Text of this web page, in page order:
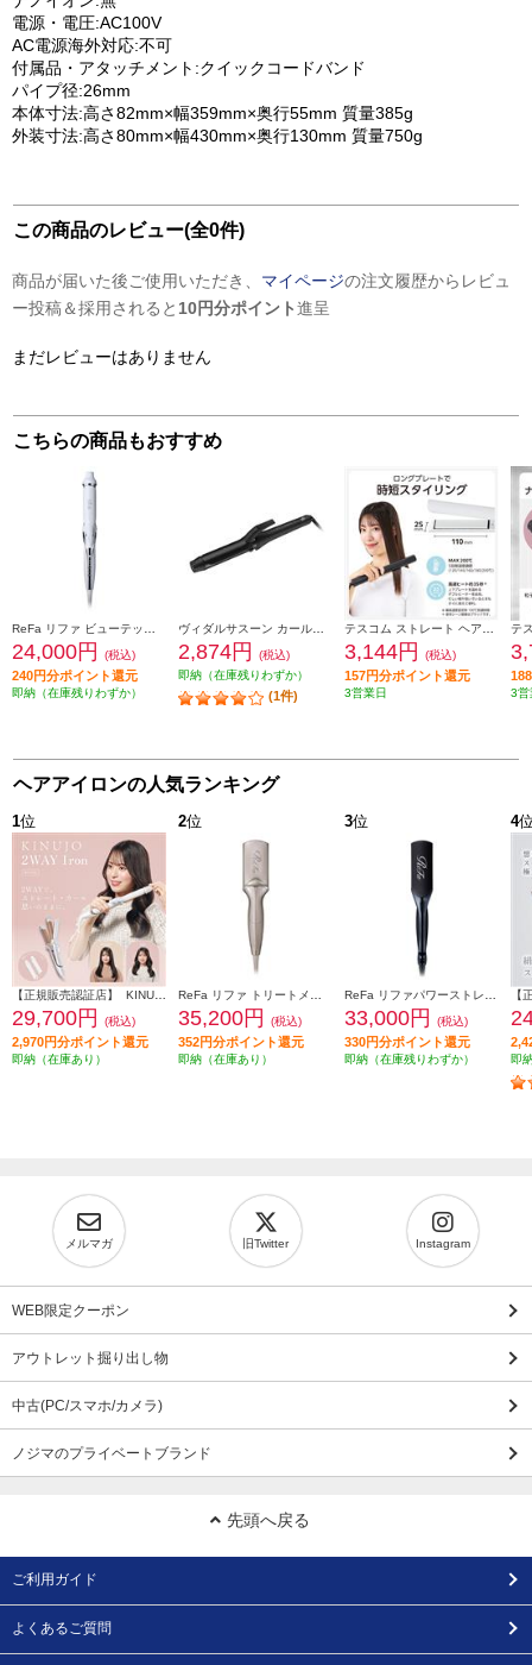
電源・電圧:AC100V
AC電源海外対応:不可
付属品・アタッチメント:クイックコードバンド
パイプ径:26mm
本体寸法:高さ82mm×幅359mm×奥行55mm 質量385g
外装寸法:高さ80mm×幅430mm×奥行130mm 質量750g
この商品のレビュー(全0件)
商品が届いた後ご使用いただき、 マイページの注文履歴からレビュ
ー投稿＆採用されると 10円分ポイント進呈
まだレビューはありません
こちらの商品もおすすめ
24,000円 (税込)
240円分ポイント還元
即納（在庫残りわずか）
2,874円
(税込)
即納（在庫残りわずか）
(1件)
3,144円 (税込)
157円分ポイント還元
3営業日 3営
ヘアアイロンの人気ランキング
1位
29,700円 (税込)
2,970円分ポイント還元
即納（在庫あり）
2位
35,200円 (税込)
352円分ポイント還元
即納（在庫あり）
3位
33,000円 (税込)
330円分ポイント還元
即納（在庫残りわずか）
4
即
メルマガ 旧Twitter Instagram
WEB限定クーポン
アウトレット掘り出し物
中古(PC/スマホ/カメラ)
ノジマのプライベートブランド
先頭へ戻る
ご利用ガイド
よくあるご質問